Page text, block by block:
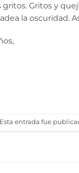
Gritos y
la oscuridad.
Esta entrada fue